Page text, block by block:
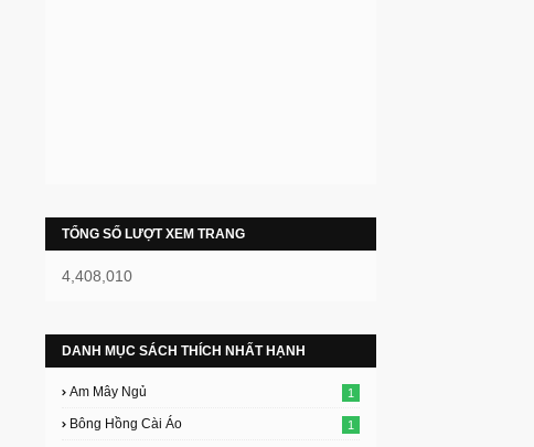
TỔNG SỐ LƯỢT XEM TRANG
4,408,010
DANH MỤC SÁCH THÍCH NHẤT HẠNH
Am Mây Ngủ 1
Bông Hồng Cài Áo 1